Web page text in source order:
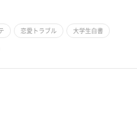
恋愛トラブル 大学生白書